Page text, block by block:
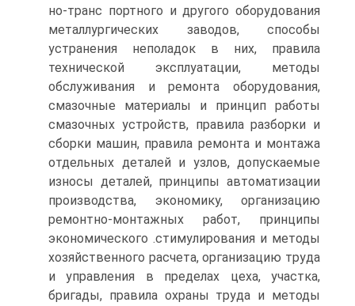
но-транс портного и другого оборудования
металлургических заводов, способы
устранения неполадок в них, правила
технической эксплуатации, методы
обслуживания и ремонта оборудования,
смазочные материалы и принцип работы
смазочных устройств, правила разборки и
сборки машин, правила ремонта и монтажа
отдельных деталей и узлов, допускаемые
износы деталей, принципы автоматизации
производства, экономику, организацию
ремонтно-монтажных работ, принципы
экономического .стимулирования и методы
хозяйственного расчета, организацию труда
и управления в пределах цеха, участка,
бригады, правила охраны труда и методы